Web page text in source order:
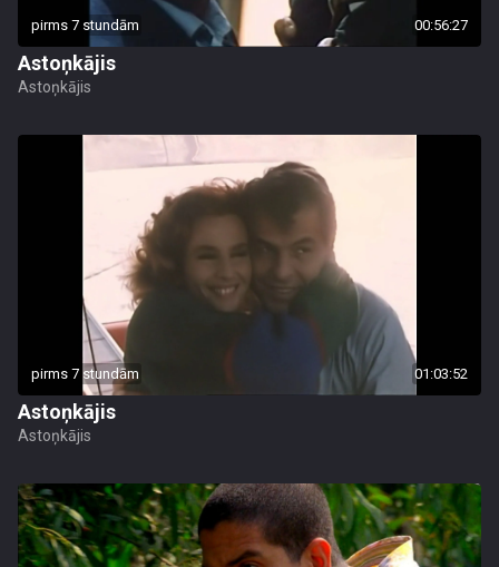
pirms 7 stundām 00:56:27
Astoņkājis
Astoņkājis
pirms 7 stundām 01:03:52
Astoņkājis
Astoņkājis